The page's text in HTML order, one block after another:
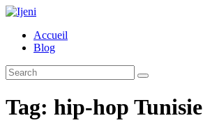
Accueil
Blog
Tag: hip-hop Tunisie